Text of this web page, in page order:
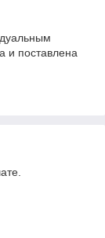
и поставлена